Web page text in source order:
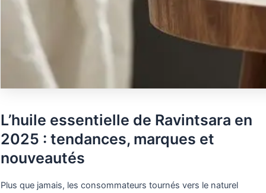
L’huile essentielle de Ravintsara en
2025 : tendances, marques et
nouveautés
Plus que jamais, les consommateurs tournés vers le naturel